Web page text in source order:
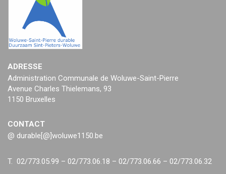
ADRESSE
Administration Communale de Woluwe-Saint-Pierre
Avenue Charles Thielemans, 93
1150 Bruxelles
CONTACT
@ durable[@]woluwe1150.be
T. 02/773.05.99 – 02/773.06.18 – 02/773.06.66 – 02/773.06.32